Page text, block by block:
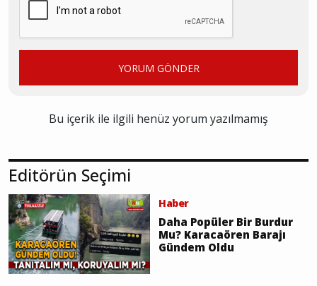
YORUM GÖNDER
Bu içerik ile ilgili henüz yorum yazılmamış
Editörün Seçimi
Haber
Daha Popüler Bir Burdur
Mu? Karacaören Barajı
Gündem Oldu